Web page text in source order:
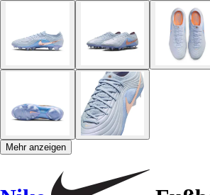
Mehr anzeigen